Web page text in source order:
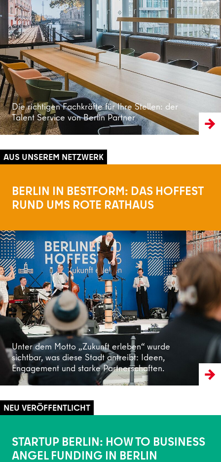
Die richtigen Fachkräfte für Ihre Stellen: der
Talent Service von Berlin Partner
Weiterlesen
BERLIN IN BESTFORM: DAS HOFFEST
RUND UMS ROTE RATHAUS
Unter dem Motto „Zukunft erleben“ wurde
sichtbar, was diese Stadt antreibt: Ideen,
Engagement und starke Partnerschaften.
Weiterlesen
STARTUP BERLIN: HOW TO BUSINESS
ANGEL FUNDING IN BERLIN